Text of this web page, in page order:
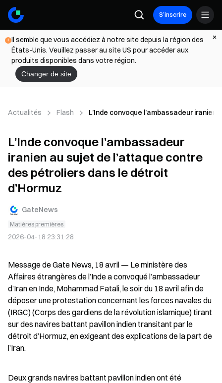
S’inscrire
Il semble que vous accédiez à notre site depuis la région des
États-Unis. Veuillez passer au site US pour accéder aux
produits disponibles dans votre région.
Changer de site
Actualités Flash L’Inde convoque l’ambassadeur
L’Inde convoque l’ambassadeur
iranien au sujet de l’attaque contre
des pétroliers dans le détroit
d’Hormuz
GateNews
Matières premières
2026-04-18 23:31:28
Message de Gate News, 18 avril — Le ministère des
Affaires étrangères de l’Inde a convoqué l’ambassadeur
d’Iran en Inde, Mohammad Fatali, le soir du 18 avril afin de
déposer une protestation concernant les forces navales du
(IRGC) (Corps des gardiens de la révolution islamique) tirant
sur des navires battant pavillon indien transitant par le
détroit d’Hormuz, en exigeant des explications de la part de
l’Iran.
Deux grands navires battant pavillon indien ont été